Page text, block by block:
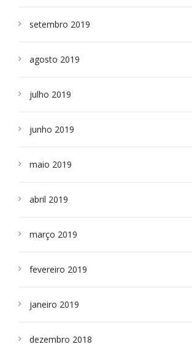
setembro 2019
agosto 2019
julho 2019
junho 2019
maio 2019
abril 2019
março 2019
fevereiro 2019
janeiro 2019
dezembro 2018